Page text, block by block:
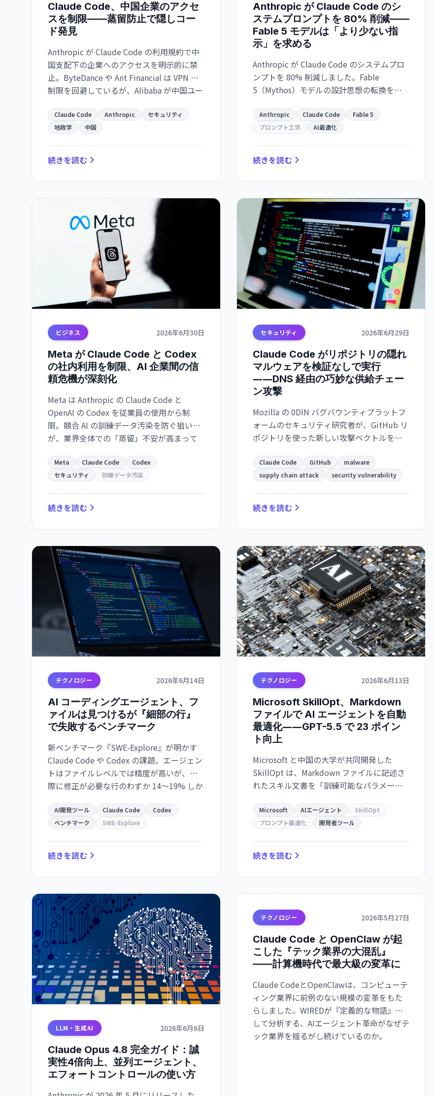
Claude Code、中国企業のアクセ
スを制限——蒸留防止で隠しコー
ド発見
Anthropic が Claude Code の利用規約で中
国支配下の企業へのアクセスを明示的に禁
止。ByteDance や Ant Financial は VPN で
制限を回避しているが、Alibaba が中国ユー
Claude Code Anthropic
セキュリティ
地政学
中国
続きを読む
Anthropic が Claude Code のシ
ステムプロンプトを 80% 削減——
Fable 5 モデルは「より少ない指
示」を求める
Anthropic が Claude Code のシステムプロ
ンプトを 80% 削減しました。Fable
5（Mythos）モデルの設計思想の転換を示
明確な指示よりも文脈を通じた導き手を求
める傾向が判明。
Anthropic Claude Code
Fable 5
プロンプト工学
AI最適化
続きを読む
ビジネス 2026年6月30日
Meta が Claude Code と Codex
の社内利用を制限、AI 企業間の信
頼危機が深刻化
Meta は Anthropic の Claude Code と
OpenAI の Codex を従業員の使用から制
限。競合 AI の訓練データ汚染を防ぐ狙いだ
が、業界全体での「蒸留」不安が高まって
Meta Claude Code
Codex
セキュリティ
訓練データ汚染
続きを読む
セキュリティ 2026年6月29日
Claude Code がリポジトリの隠れ
マルウェアを検証なしで実行
――DNS 経由の巧妙な供給チェー
ン攻撃
Mozilla の 0DIN バグバウンティプラットフ
ォームのセキュリティ研究者が、GitHub リ
ポジトリを使った新しい攻撃ベクトルを発
プトを自動実行する際に、DNS クエリ経由
で取得した悪意あるコマンドを実行し、開
Claude Code GitHub
malware
supply chain attack
security vulnerability
続きを読む
テクノロジー 2026年6月14日
AI コーディングエージェント、フ
ァイルは見つけるが『細部の行』
で失敗するベンチマーク
新ベンチマーク『SWE-Explore』が明かす
Claude Code や Codex の課題。エージェン
トはファイルレベルでは精度が高いが、実
際に修正が必要な行のわずか 14～19% しか
AI開発ツール Claude Code
Codex
ベンチマーク
SWE-Explore
続きを読む
テクノロジー 2026年6月13日
Microsoft SkillOpt、Markdown
ファイルで AI エージェントを自動
最適化――GPT-5.5 で 23 ポイン
ト向上
Microsoft と中国の大学が共同開発した
SkillOpt は、Markdown ファイルに記述さ
れたスキル文書を「訓練可能なパラメー
Codex や Claude Code など複数の環境に転
移可能で、開発者が手軽に AI エージェント
Microsoft AIエージェント
SkillOpt
プロンプト最適化
開発者ツール
続きを読む
LLM・生成AI 2026年6月6日
Claude Opus 4.8 完全ガイド：誠
実性4倍向上、並列エージェント、
エフォートコントロールの使い方
テクノロジー 2026年5月27日
Claude Code と OpenClaw が起
こした『テック業界の大混乱』
——計算機時代で最大級の変革に
Claude CodeとOpenClawは、コンピューテ
ィング業界に前例のない規模の変革をもた
らしました。WIREDが『定義的な物語』と
して分析する、AIエージェント革命がなぜテ
ック業界を揺るがし続けているのか。